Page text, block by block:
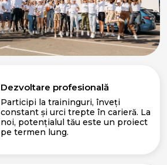
Dezvoltare profesională
Participi la traininguri, înveți
constant și urci trepte în carieră. La
noi, potențialul tău este un proiect
pe termen lung.